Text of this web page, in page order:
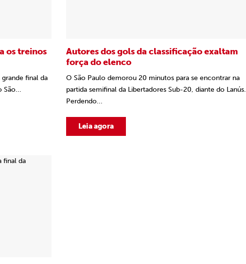
os treinos
grande final da
São...
Autores dos gols da classificação exaltam
força do elenco
O São Paulo demorou 20 minutos para se encontrar na
partida semifinal da Libertadores Sub-20, diante do Lanús.
Perdendo...
Leia agora